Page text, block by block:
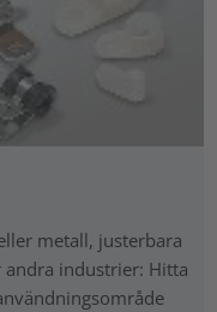
metall, justerbara
industrier: Hitta